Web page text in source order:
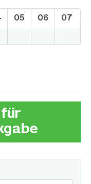
05 06 07
für